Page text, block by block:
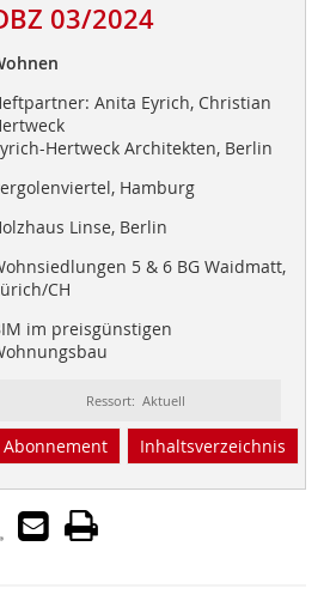
03/2024
Anita Eyrich, Christian
Hertweck Architekten, Berlin
Hamburg
Linse, Berlin
5 & 6 BG Waidmatt,
CH
im preisgünstigen
Ressort: Aktuell
Abonnement Inhaltsverzeichnis